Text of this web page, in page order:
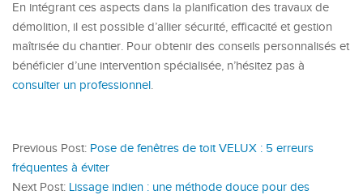
En intégrant ces aspects dans la planification des travaux de
démolition, il est possible d’allier sécurité, efficacité et gestion
maîtrisée du chantier. Pour obtenir des conseils personnalisés et
bénéficier d’une intervention spécialisée, n’hésitez pas à
consulter un professionnel.
Previous Post: Pose de fenêtres de toit VELUX : 5 erreurs
fréquentes à éviter
Next Post: Lissage indien : une méthode douce pour des